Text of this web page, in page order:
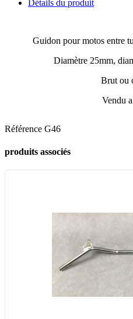
Détails du produit
Guidon pour motos entre
Diamètre 25mm,
Brut ou
Vendu
Référence G46
produits associés